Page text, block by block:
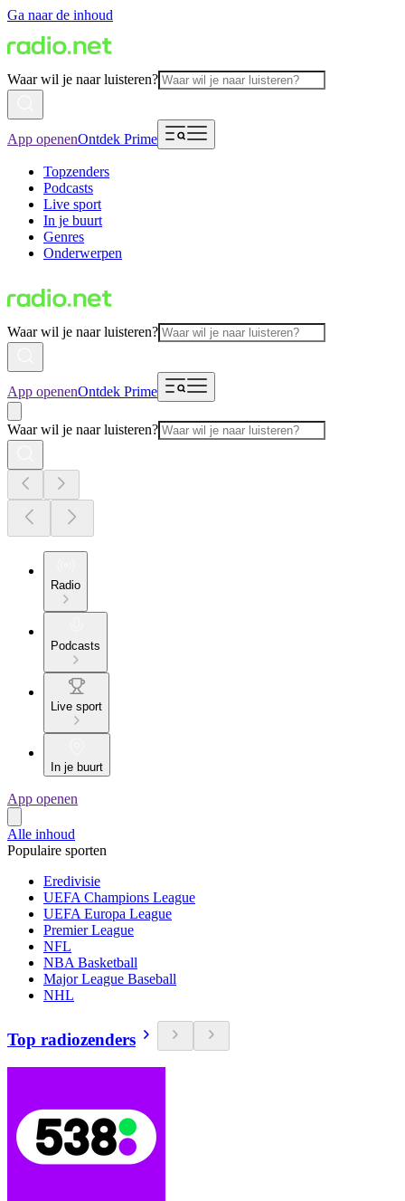
Ga naar de inhoud
Waar wil je naar luisteren?
App openenOntdek Prime
Topzenders
Podcasts
Live sport
In je buurt
Genres
Onderwerpen
Waar wil je naar luisteren?
App openenOntdek Prime
Waar wil je naar luisteren?
Radio
Podcasts
Live sport
In je buurt
App openen
Alle inhoud
Populaire sporten
Eredivisie
UEFA Champions League
UEFA Europa League
Premier League
NFL
NBA Basketball
Major League Baseball
NHL
Top radiozenders